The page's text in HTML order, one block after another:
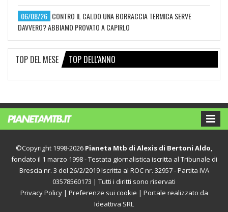
06/08/26 CONTRO IL CALDO UNA BORRACCIA TERMICA SERVE
DAVVERO? ABBIAMO PROVATO A CAPIRLO
TOP DEL MESE TOP DELL'ANNO
©Copyright 1998-2026 Pianeta Mtb di Alexis di Bertoni Aldo
fondato il 1 marzo 1998 - Testata giornalistica iscritta al Tribunale di
Brescia nr. 3 del 26/2/2019 Iscritta al ROC nr. 32957 - Partita IVA
03578560173 | Tutti i diritti sono riservati
Privacy Policy| Preferenze sui cookie | Portale realizzato da
Ideattiva SRL